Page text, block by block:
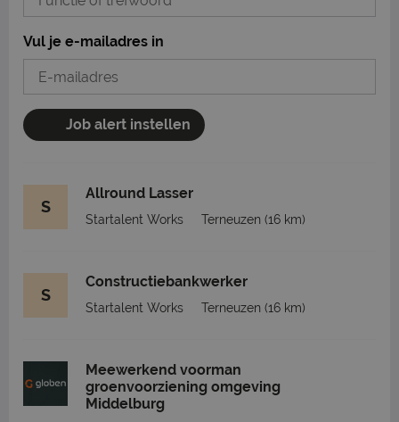
Vul je e-mailadres in
Job alert instellen
S
Allround Lasser
Startalent Works Terneuzen (16 km)
S
Constructiebankwerker
Startalent Works Terneuzen (16 km)
Meewerkend voorman
groenvoorziening omgeving
Middelburg